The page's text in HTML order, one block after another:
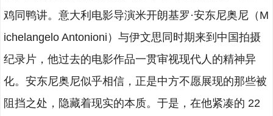
鸡同鸭讲。意大利电影导演米开朗基罗·安东尼奥尼（M
ichelangelo Antonioni）与伊文思同时期来到中国拍摄
纪录片，他过去的电影作品一贯审视现代人的精神异
化。安东尼奥尼似乎相信，正是中方不愿展现的那些被
阻挡之处，隐藏着现实的本质。于是，在他紧凑的 22